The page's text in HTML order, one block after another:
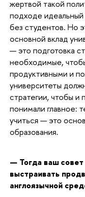
жертвой такой
подходе
без студентов. Но
основной вклад
— это подготовка
необходимые,
продуктивными и
университеты
стратегии, чтобы и
понимали главное:
учиться — это
образования.
— Тогда ваш
выстраивать
англоязычной